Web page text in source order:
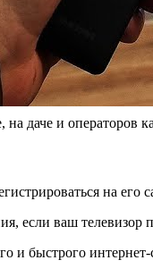
даче и операторов
на его
если ваш
и быстрого